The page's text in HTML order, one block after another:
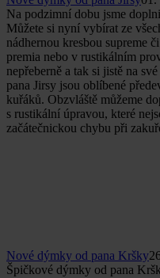
Na podzimní dobu jsme
Můžete si nyní vybírat ze
nádhernou kresbou supreme
premia nebo v rustikálním
nepřeberně a tak si jistě na
pana Jirsy jsou oblíbené
kuřáků. Obzvláště můžeme
s rustikální úpravou, které
začátečnickou chybu při
Nové dýmky od pana Kršky
Špičkové dýmky od pana